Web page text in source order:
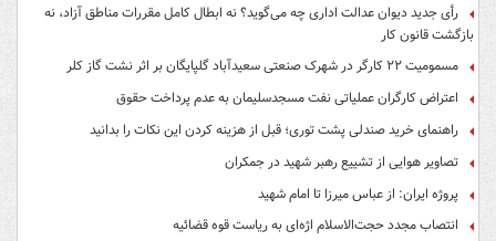
رأی جدید دیوان عدالت اداری چه می‌گوید؟ نه ابطال کامل مقررات مناطق آزاد، نه
بازگشت قانون کار
مسمومیت ۲۲ کارگر در شهرک صنعتی سعیدآباد گلپایگان بر اثر نشت گاز کلر
اعتراض کارگران عملیاتی نفت مسجدسلیمان به عدم پرداخت حقوق
راهنمای خرید صندلی پشت توری؛ قبل از هزینه کردن این نکات را بدانید
تصاویر هوایی از تشییع رهبر شهید در جمکران
پروژه ایران: از عباس میرزا تا امام شهید
انتصاب مجدد حجت‌الاسلام اژه‌ای به ریاست قوه‌ قضائیه